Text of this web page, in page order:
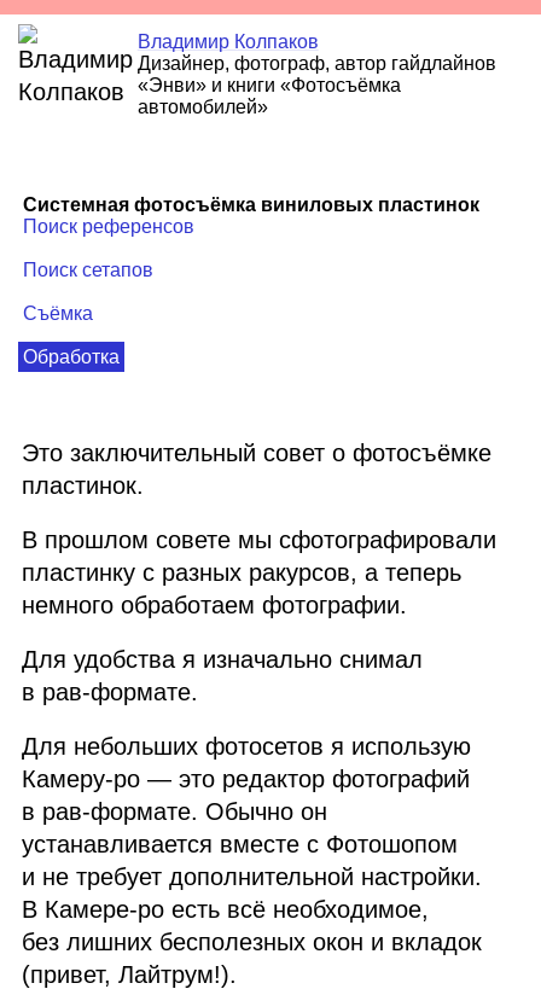
Владимир Колпаков
Дизайнер, фотограф, автор гайдлайнов
«Энви» и книги «Фотосъёмка
автомобилей»
Системная фотосъёмка виниловых пластинок
Поиск референсов
Поиск сетапов
Съёмка
Обработка
Это заключительный совет о фотосъёмке
пластинок.
В прошлом совете мы сфотографировали
пластинку с разных ракурсов, а теперь
немного обработаем фотографии.
Для удобства я изначально снимал
в рав‑формате.
Для небольших фотосетов я использую
Камеру‑ро — это редактор фотографий
в рав‑формате. Обычно он
устанавливается вместе с Фотошопом
и не требует дополнительной настройки.
В Камере‑ро есть всё необходимое,
без лишних бесполезных окон и вкладок
(привет, Лайтрум!).